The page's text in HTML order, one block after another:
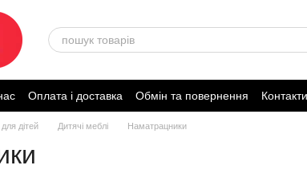
Оплата і доставка Обмін та повернення Контакти
публічної оферти
дітей Дитячі меблі Наматрацники